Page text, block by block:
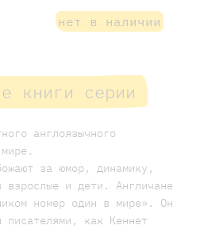
нет в наличии
книги серии
англоязычного
за юмор, динамику,
взрослые и дети. Англичане
номер один в мире». Он
как Кеннет